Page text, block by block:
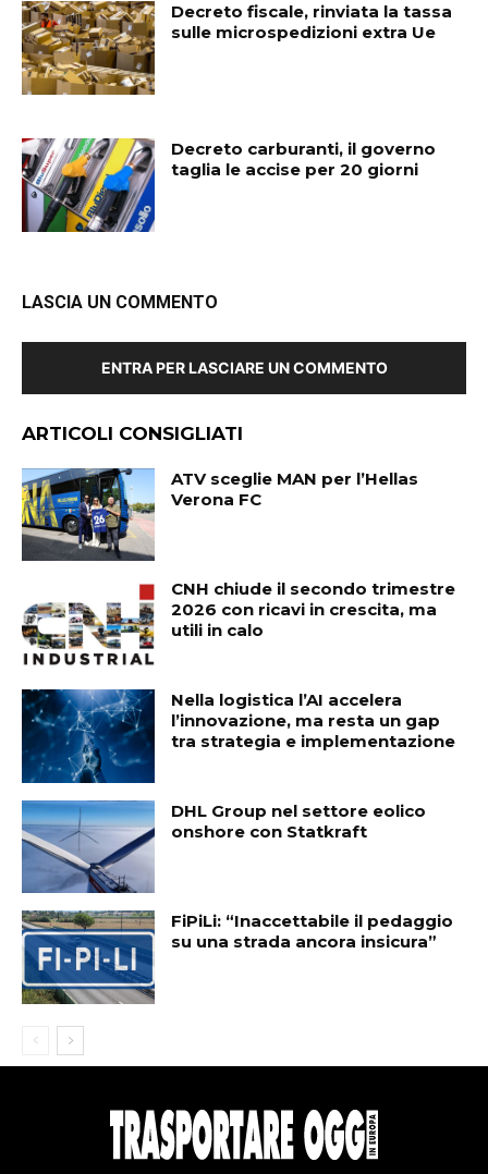
Decreto fiscale, rinviata la tassa
sulle microspedizioni extra Ue
Decreto carburanti, il governo
taglia le accise per 20 giorni
LASCIA UN COMMENTO
ENTRA PER LASCIARE UN COMMENTO
ARTICOLI CONSIGLIATI
ATV sceglie MAN per l’Hellas
Verona FC
CNH chiude il secondo trimestre
2026 con ricavi in crescita, ma
utili in calo
Nella logistica l’AI accelera
l’innovazione, ma resta un gap
tra strategia e implementazione
DHL Group nel settore eolico
onshore con Statkraft
FiPiLi: “Inaccettabile il pedaggio
su una strada ancora insicura”